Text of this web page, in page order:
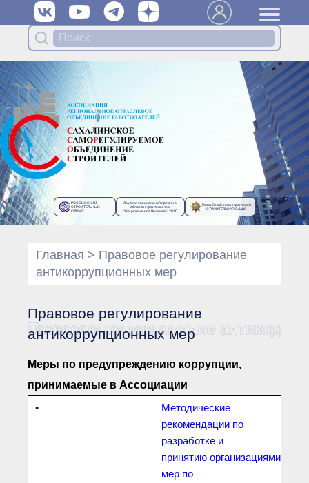
Органы управления Ассоциации
● Общее собрание членов
● Генеральный директор
Специализированные органы
● Контрольный комитет
● Дисциплинарный комитет
● Архив
Протоколы органов управления
● Протоколы Правления
Документы Ассоциации
документы
● Сбор предложений во
Финансовая отчетность
Компенсационный фонд
Реестры Ассоциации
● Реестр членов
Ассоциации
«Сахалинстрой»
● Реестр членов
РОССИЙСКИЙ
СТРОИТЕЛЬНЫЙ
ОЛИМП
Лауреат специальной премии в
области строительства
“Национальное Величие”- 2010
Российский союз строителей
СТРОИТЕЛЬНАЯ СЛАВА
Главная > Правовое регулирование
антикоррупционных мер
Правовое регулирование
антикоррупционных мер
Правовое регулирование
Меры по предупреждению коррупции,
принимаемые в Ассоциации
•
Методические
рекомендации по
разработке и
принятию организациями
мер по